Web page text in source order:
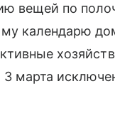
вещей по
календарю
марта